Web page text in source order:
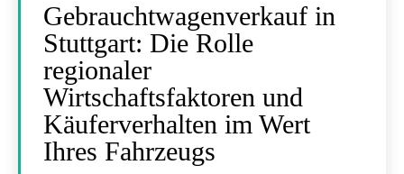
Gebrauchtwagenverkauf in
Stuttgart: Die Rolle
regionaler
Wirtschaftsfaktoren und
Käuferverhalten im Wert
Ihres Fahrzeugs